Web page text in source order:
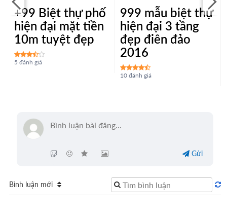
+99 Biệt thự phố
hiện đại mặt tiền
10m tuyệt đẹp
5 đánh giá
999 mẫu biệt thự
hiện đại 3 tầng
đẹp điên đảo
2016
10 đánh giá
Gửi
Bình luận mới